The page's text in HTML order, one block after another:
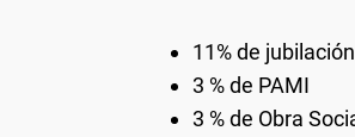
11% de jubilación
3 % de PAMI
3 % de Obra